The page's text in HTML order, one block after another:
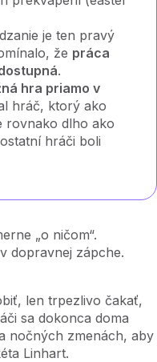
je ten pravý
že práca
.
hra priamo v
hráč, ktorý ako
rovnako dlho ako
hráči boli
„o ničom“.
dopravnej zápche.
len trpezlivo čakať,
sa dokonca doma
nočných zmenách, aby
Linhart.